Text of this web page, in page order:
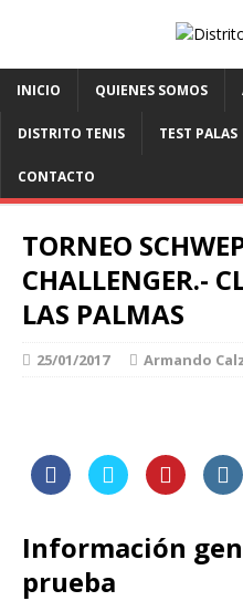
INICIO QUIENES SOMOS
DISTRITO TENIS TEST PALAS
CONTACTO
TORNEO
CHALLENGER.-
LAS PALMAS
25/01/2017 Armando
Información
prueba